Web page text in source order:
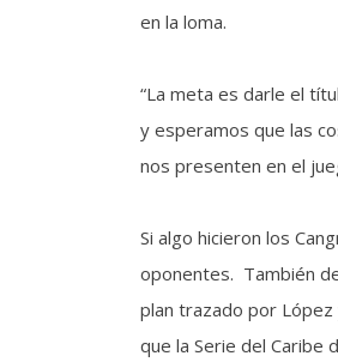
en la loma.
“La meta es darle el
y esperamos que las
nos presenten en el
Si algo hicieron los
oponentes. También
plan trazado por López
que la Serie del Caribe